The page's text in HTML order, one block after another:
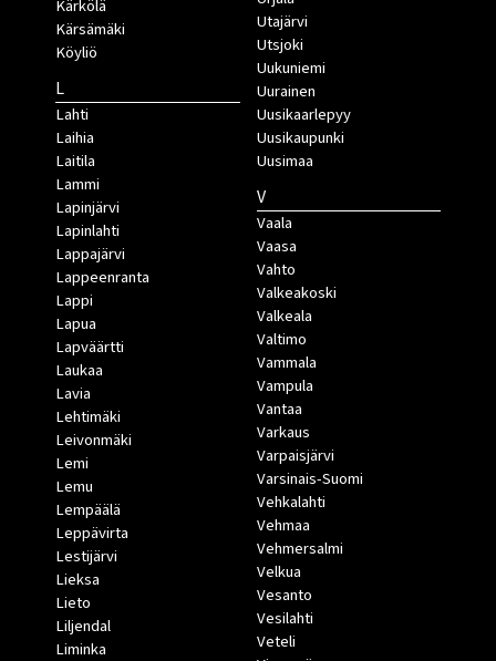
Kärkölä
Kärsämäki
Köyliö
L
Lahti
Laihia
Laitila
Lammi
Lapinjärvi
Lapinlahti
Lappajärvi
Lappeenranta
Lappi
Lapua
Lapväärtti
Laukaa
Lavia
Lehtimäki
Leivonmäki
Lemi
Lemu
Lempäälä
Leppävirta
Lestijärvi
Lieksa
Lieto
Liljendal
Liminka
Utajärvi
Utsjoki
Uukuniemi
Uurainen
Uusikaarlepyy
Uusikaupunki
Uusimaa
V
Vaala
Vaasa
Vahto
Valkeakoski
Valkeala
Valtimo
Vammala
Vampula
Vantaa
Varkaus
Varpaisjärvi
Varsinais-Suomi
Vehkalahti
Vehmaa
Vehmersalmi
Velkua
Vesanto
Vesilahti
Veteli